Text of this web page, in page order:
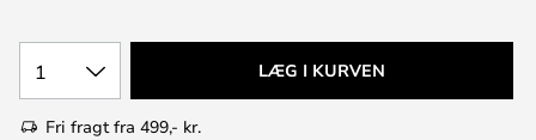
1 LÆG I KURVEN
Fri fragt fra 499,- kr.